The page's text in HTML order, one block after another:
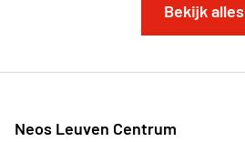
Bekijk alles
Neos Leuven Centrum